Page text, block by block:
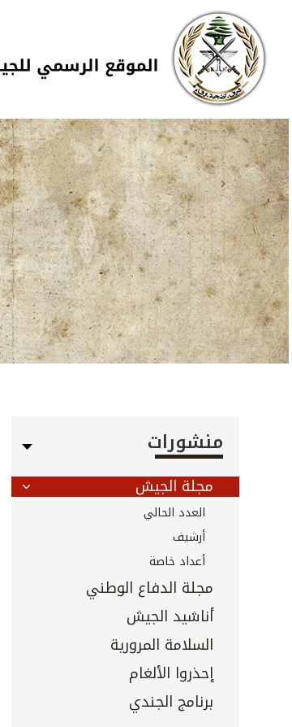
تجاوز إلى المحتوى الرئيسي
Skip to navigation
منشورات
مجلة الجيش
العدد الحالي
أرشيف
أعداد خاصة
مجلة الدفاع الوطني
أناشيد الجيش
السلامة المرورية
إحذروا الألغام
برنامج الجندي